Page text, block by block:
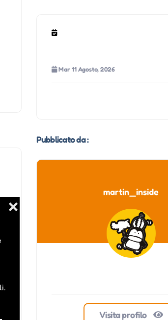
❌
Mar 11 Agosto, 2026
Pubblicato da :
martin_inside
Visita profilo